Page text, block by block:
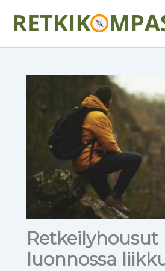
sisältöön
Retkeilyhousut
luonnossa